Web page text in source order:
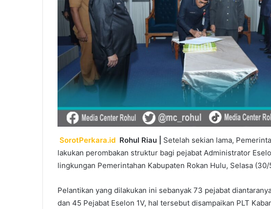
SorotPerkara.id Rohul Riau |
Setelah sekian lama,
lakukan perombakan struktur bagi pejabat Administrator
lingkungan Pemerintahan Kabupaten Rokan Hulu, Selasa
Pelantikan yang dilakukan ini sebanyak 73 pejabat
dan 45 Pejabat Eselon 1V, hal tersebut disampaikan PLT